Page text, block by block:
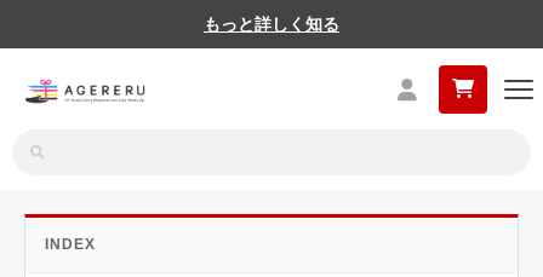
もっと詳しく知る
INDEX